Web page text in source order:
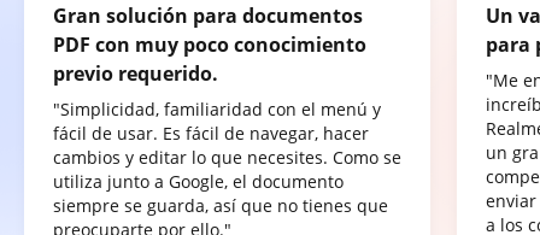
Gran solución para documentos
PDF con muy poco conocimiento
previo requerido.
"Simplicidad, familiaridad con el menú y
fácil de usar. Es fácil de navegar, hacer
cambios y editar lo que necesites. Como se
utiliza junto a Google, el documento
siempre se guarda, así que no tienes que
preocuparte por ello."
Un
para
"Me
un
a los